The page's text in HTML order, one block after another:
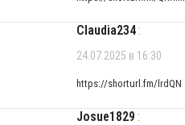
Claudia234:
24.07.2025 в 16:30
https://shorturl.fm/lrdQN
Josue1829 :